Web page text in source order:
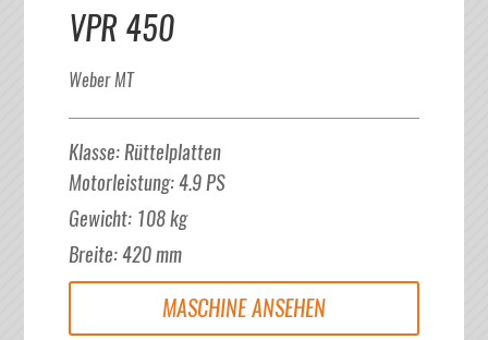
VPR 450
Weber MT
Klasse: Rüttelplatten
Motorleistung:4.9PS
Gewicht: 108kg
Breite:420mm
MASCHINE ANSEHEN